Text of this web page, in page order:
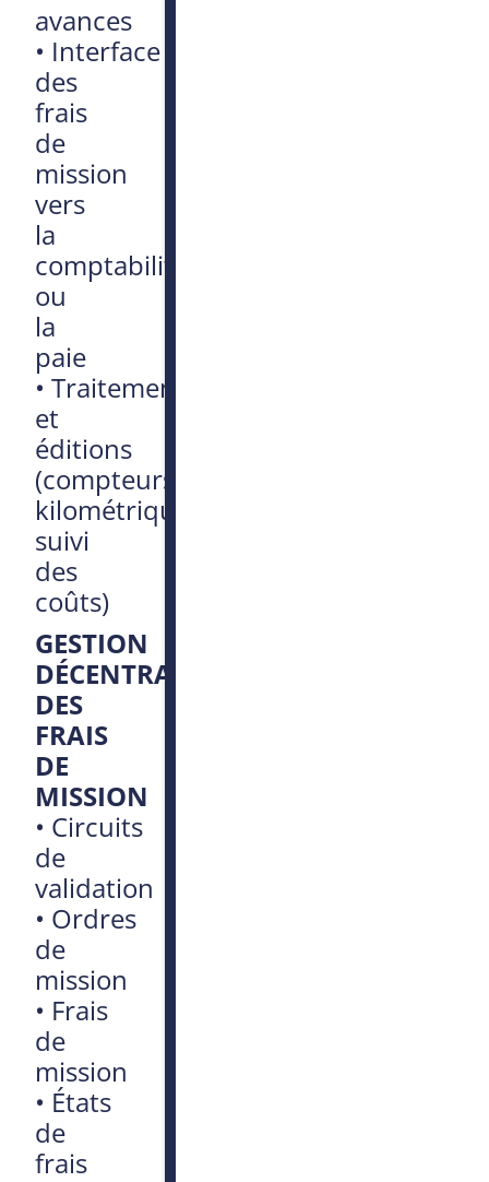
avances
• Interface
des
frais
de
mission
vers
la
comptabilité
ou
la
paie
•Traitements
et
éditions
(compteurs
kilométriques,
suivi
des
coûts)
GESTION
DÉCENTRALISÉE
DES
FRAIS
DE
MISSION
• Circuits
de
validation
• Ordres
de
mission
• Frais
de
mission
• États
de
frais